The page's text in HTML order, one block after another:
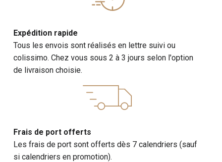
Expédition rapide
Tous les envois sont réalisés en lettre suivi ou
colissimo. Chez vous sous 2 à 3 jours selon l'option
de livraison choisie.
Frais de port offerts
Les frais de port sont offerts dès 7 calendriers (sauf
si calendriers en promotion).